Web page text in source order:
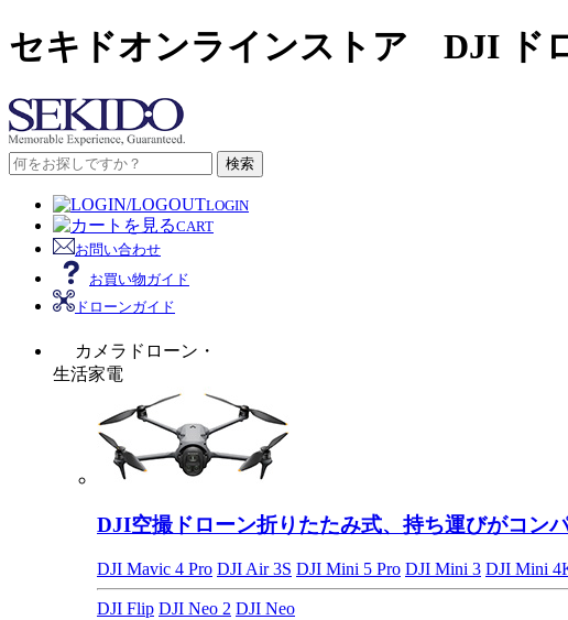
セキドオンラインストア DJI ド
検索
LOGIN
CART
お問い合わせ
お買い物ガイド
ドローンガイド
カメラドローン・
生活家電
DJI空撮ドローン折りたたみ式、持ち運びがコン
DJI Mavic 4 Pro DJI Air 3S DJI Mini 5 Pro DJI Mini 3 DJI Mini
DJI Flip DJI Neo 2 DJI Neo